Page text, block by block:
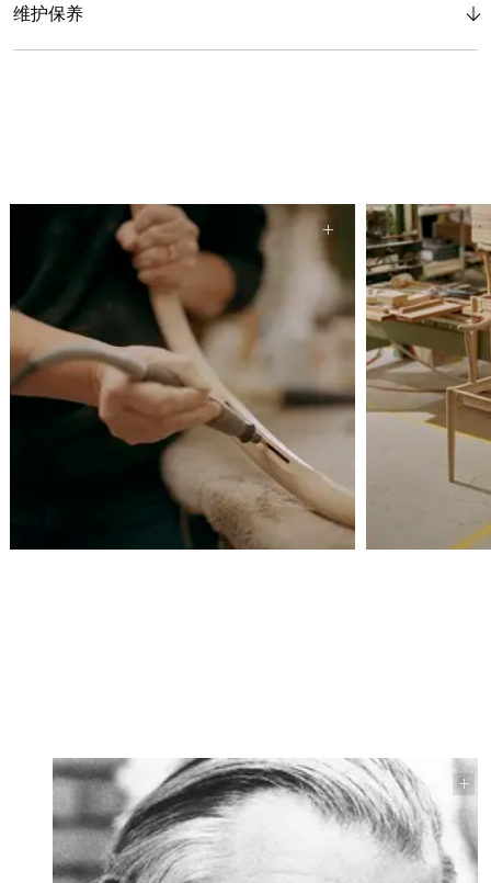
维护保养